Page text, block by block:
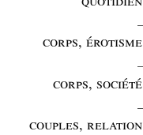
corps, érotisme
corps, société
couples, relation